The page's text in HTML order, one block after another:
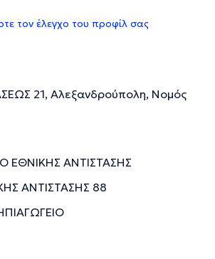
τον έλεγχο του προφίλ σας
21, Αλεξανδρούπολη, Νομός
ΕΘΝΙΚΗΣ ΑΝΤΙΣΤΑΣΗΣ
ΑΝΤΙΣΤΑΣΗΣ 88